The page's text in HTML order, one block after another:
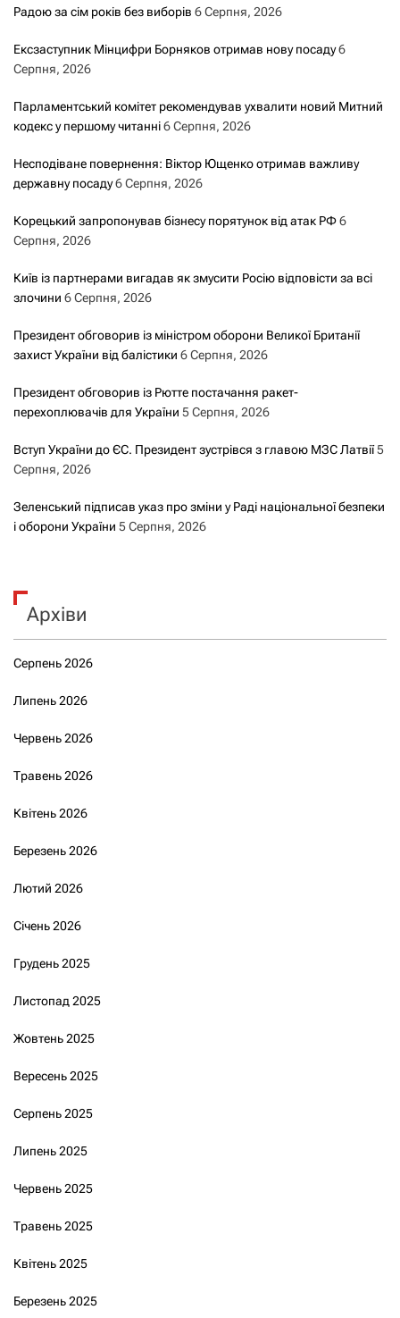
Радою за сім років без виборів 6 Серпня, 2026
Ексзаступник Мінцифри Борняков отримав нову посаду6
Серпня, 2026
Парламентський комітет рекомендував ухвалити новий Митний
кодекс у першому читанні6 Серпня, 2026
Несподіване повернення: Віктор Ющенко отримав важливу
державну посаду6 Серпня, 2026
Корецький запропонував бізнесу порятунок від атак РФ6
Серпня, 2026
Київ із партнерами вигадав як змусити Росію відповісти за всі
злочини 6 Серпня, 2026
Президент обговорив із міністром оборони Великої Британії
захист України від балістики 6 Серпня, 2026
Президент обговорив із Рютте постачання ракет-
перехоплювачів для України 5 Серпня, 2026
Вступ України до ЄС. Президент зустрівся з главою МЗС Латвії5
Серпня, 2026
Зеленський підписав указ про зміни у Раді національної безпеки
і оборони України 5 Серпня, 2026
Архіви
Серпень 2026
Липень 2026
Червень 2026
Травень 2026
Квітень 2026
Березень 2026
Лютий 2026
Січень 2026
Грудень 2025
Листопад 2025
Жовтень 2025
Вересень 2025
Серпень 2025
Липень 2025
Червень 2025
Травень 2025
Квітень 2025
Березень 2025